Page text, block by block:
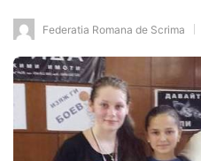
Federatia Romana de Scrima